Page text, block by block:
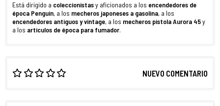
Está dirigido a coleccionistasy aficionados a los encendedores de
época Penguin, a los mecheros japoneses a gasolina, a los
encendedores antiguos y vintage, a los mecheros pistola Aurora 45y
a los artículos de época para fumador.
NUEVO COMENTARIO